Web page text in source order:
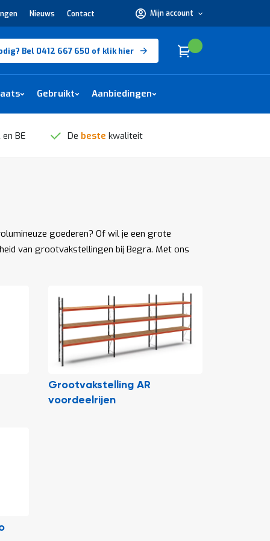
Nieuws Contact Mijn account
nodig?
Bel 0412 667 650 of klik hier Winkelwagen
Cart
Gebruikt Aanbiedingen
BE De beste kwaliteit
goederen? Of wil je een grote
van grootvakstellingen bij Begra. Met ons
Grootvakstelling AR
voordeelrijen